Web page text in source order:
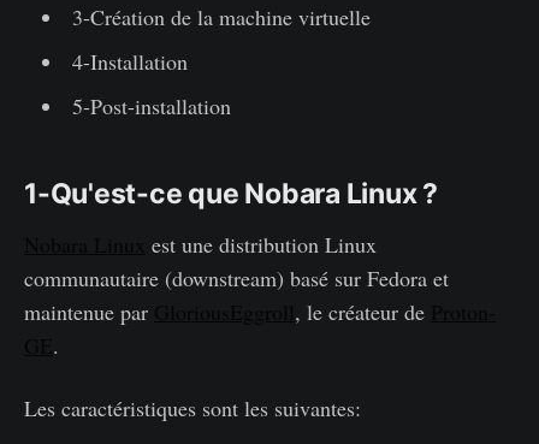
3-Création de la machine virtuelle
4-Installation
5-Post-installation
1-Qu'est-ce que Nobara Linux ?
est une distribution Linux
communautaire (downstream) basé sur Fedora et
maintenue par
, le créateur de
.
Les caractéristiques sont les suivantes: